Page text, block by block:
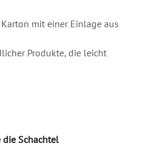
mit einer Einlage aus
Produkte, die leicht
die Schachtel